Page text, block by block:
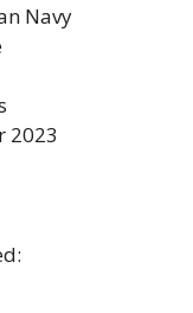
Navy
2023